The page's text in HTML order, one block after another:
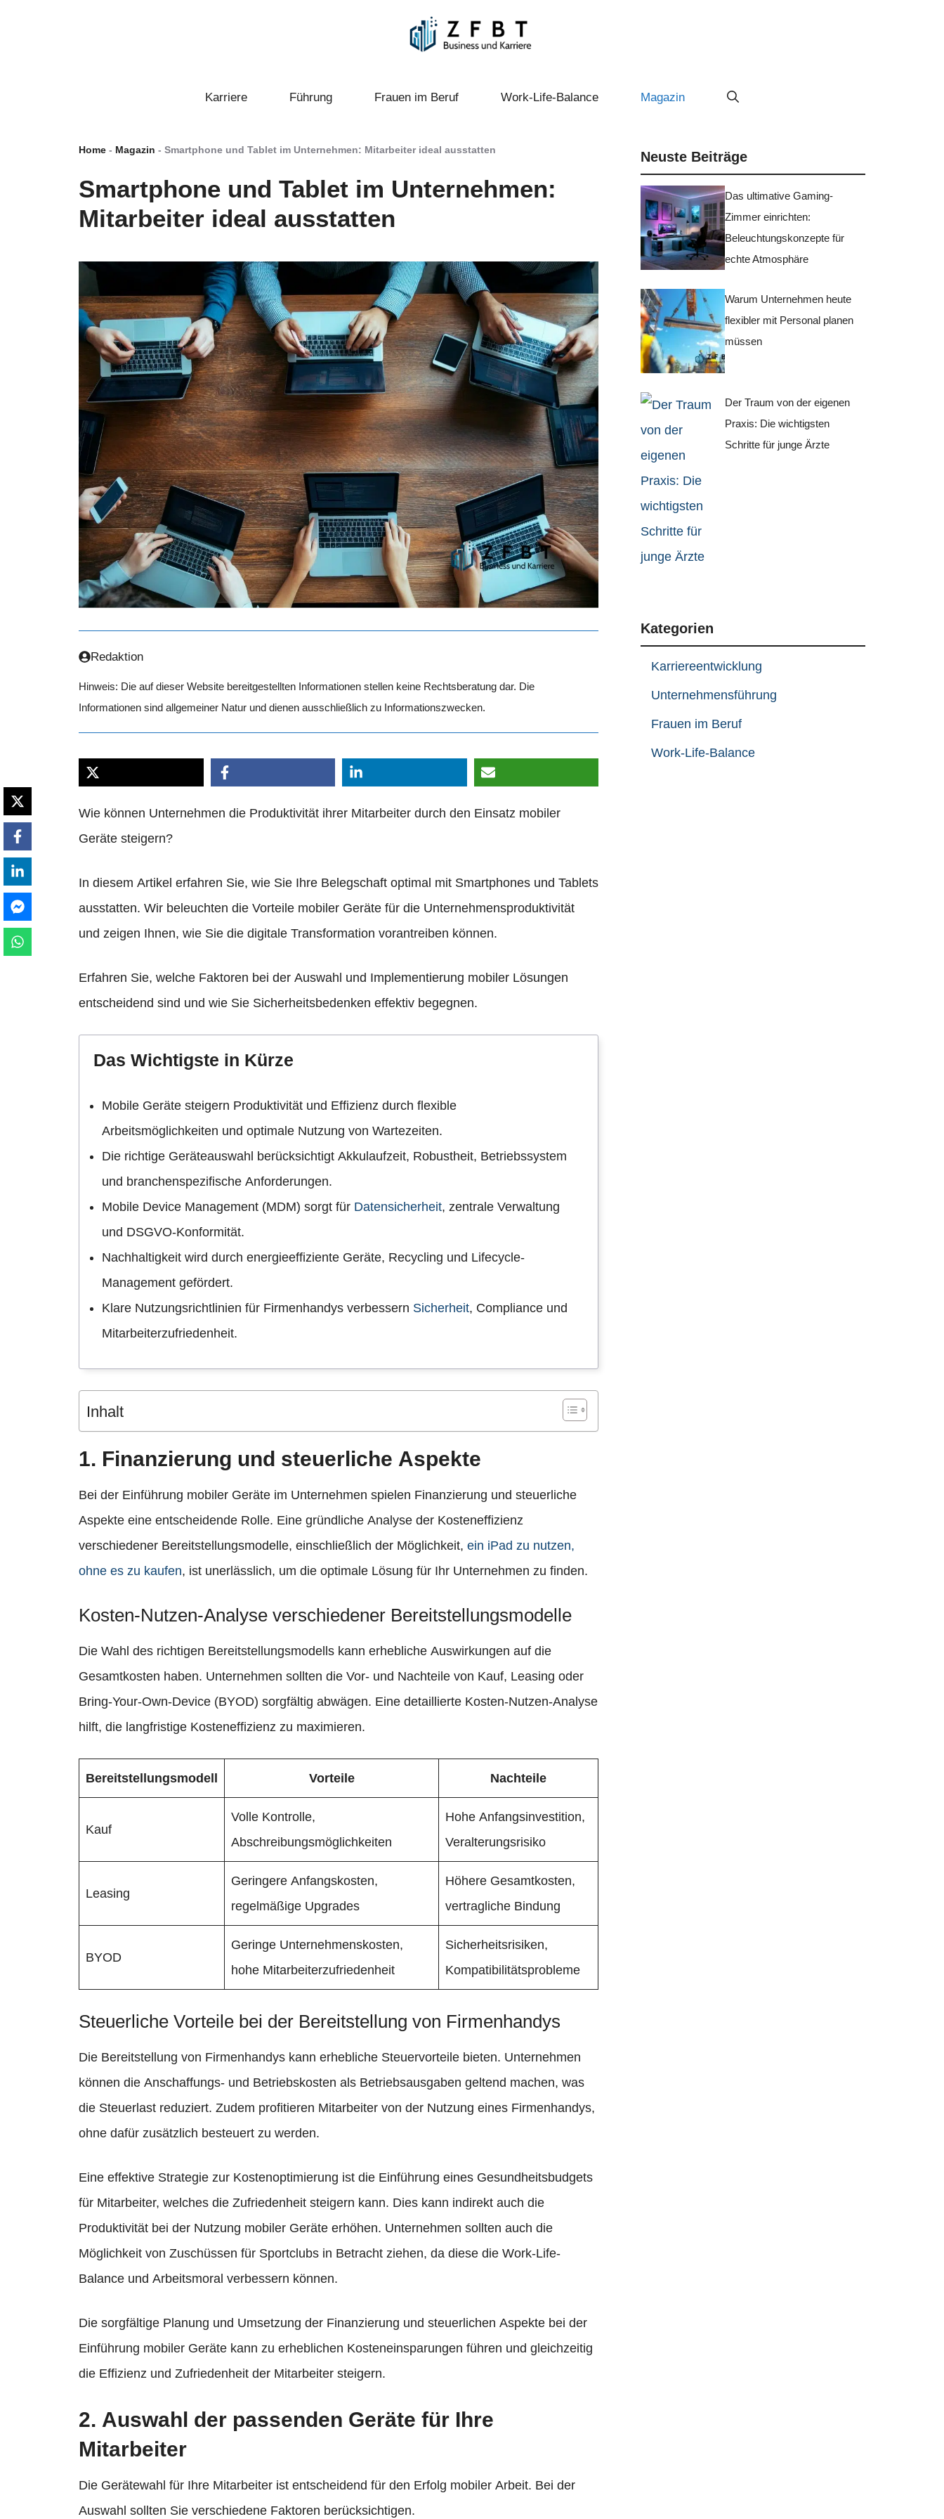
Karriere Führung Frauen im Beruf Work-Life-Balance Magazin
Home - Magazin - Smartphone und Tablet im Unternehmen: Mitarbeiter ideal ausstatten
Smartphone und Tablet im Unternehmen:
Mitarbeiter ideal ausstatten
Redaktion
Hinweis: Die auf dieser Website bereitgestellten Informationen stellen keine Rechtsberatung dar. Die
Informationen sind allgemeiner Natur und dienen ausschließlich zu Informationszwecken.
Wie können Unternehmen die Produktivität ihrer Mitarbeiter durch den Einsatz mobiler
Geräte steigern?
In diesem Artikel erfahren Sie, wie Sie Ihre Belegschaft optimal mit Smartphones und Tablets
ausstatten. Wir beleuchten die Vorteile mobiler Geräte für die Unternehmensproduktivität
und zeigen Ihnen, wie Sie die digitale Transformation vorantreiben können.
Erfahren Sie, welche Faktoren bei der Auswahl und Implementierung mobiler Lösungen
entscheidend sind und wie Sie Sicherheitsbedenken effektiv begegnen.
Das Wichtigste in Kürze
Mobile Geräte steigern Produktivität und Effizienz durch flexible
Arbeitsmöglichkeiten und optimale Nutzung von Wartezeiten.
Die richtige Geräteauswahl berücksichtigt Akkulaufzeit, Robustheit, Betriebssystem
und branchenspezifische Anforderungen.
Mobile Device Management (MDM) sorgt für Datensicherheit, zentrale Verwaltung
und DSGVO-Konformität.
Nachhaltigkeit wird durch energieeffiziente Geräte, Recycling und Lifecycle-
Management gefördert.
Klare Nutzungsrichtlinien für Firmenhandys verbessern Sicherheit, Compliance und
Mitarbeiterzufriedenheit.
Inhalt
1. Finanzierung und steuerliche Aspekte
Bei der Einführung mobiler Geräte im Unternehmen spielen Finanzierung und steuerliche
Aspekte eine entscheidende Rolle. Eine gründliche Analyse der Kosteneffizienz
verschiedener Bereitstellungsmodelle, einschließlich der Möglichkeit, ein iPad zu nutzen,
ohne es zu kaufen, ist unerlässlich, um die optimale Lösung für Ihr Unternehmen zu finden.
Kosten-Nutzen-Analyse verschiedener Bereitstellungsmodelle
Die Wahl des richtigen Bereitstellungsmodells kann erhebliche Auswirkungen auf die
Gesamtkosten haben. Unternehmen sollten die Vor- und Nachteile von Kauf, Leasing oder
Bring-Your-Own-Device (BYOD) sorgfältig abwägen. Eine detaillierte Kosten-Nutzen-Analyse
hilft, die langfristige Kosteneffizienz zu maximieren.
Bereitstellungsmodell Vorteile Nachteile
Kauf
Volle Kontrolle,
Abschreibungsmöglichkeiten
Hohe Anfangsinvestition,
Veralterungsrisiko
Leasing
Geringere Anfangskosten,
regelmäßige Upgrades
Höhere Gesamtkosten,
vertragliche Bindung
BYOD
Geringe Unternehmenskosten,
hohe Mitarbeiterzufriedenheit
Sicherheitsrisiken,
Kompatibilitätsprobleme
Steuerliche Vorteile bei der Bereitstellung von Firmenhandys
Die Bereitstellung von Firmenhandys kann erhebliche Steuervorteile bieten. Unternehmen
können die Anschaffungs- und Betriebskosten als Betriebsausgaben geltend machen, was
die Steuerlast reduziert. Zudem profitieren Mitarbeiter von der Nutzung eines Firmenhandys,
ohne dafür zusätzlich besteuert zu werden.
Eine effektive Strategie zur Kostenoptimierung ist die Einführung eines Gesundheitsbudgets
für Mitarbeiter, welches die Zufriedenheit steigern kann. Dies kann indirekt auch die
Produktivität bei der Nutzung mobiler Geräte erhöhen. Unternehmen sollten auch die
Möglichkeit von Zuschüssen für Sportclubs in Betracht ziehen, da diese die Work-Life-
Balance und Arbeitsmoral verbessern können.
Die sorgfältige Planung und Umsetzung der Finanzierung und steuerlichen Aspekte bei der
Einführung mobiler Geräte kann zu erheblichen Kosteneinsparungen führen und gleichzeitig
die Effizienz und Zufriedenheit der Mitarbeiter steigern.
2. Auswahl der passenden Geräte für Ihre
Mitarbeiter
Die Gerätewahl für Ihre Mitarbeiter ist entscheidend für den Erfolg mobiler Arbeit. Bei der
Auswahl sollten Sie verschiedene Faktoren berücksichtigen.
Neuste Beiträge
Das ultimative Gaming-
Zimmer einrichten:
Beleuchtungskonzepte für
echte Atmosphäre
Warum Unternehmen heute
flexibler mit Personal planen
müssen
Der Traum von der eigenen
Praxis: Die wichtigsten
Schritte für junge Ärzte
Kategorien
Karriereentwicklung
Unternehmensführung
Frauen im Beruf
Work-Life-Balance